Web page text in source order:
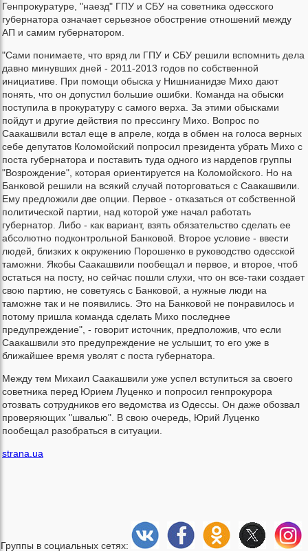
Генпрокуратуре, "наезд" ГПУ и СБУ на советника одесского
губернатора означает серьезное обострение отношений между
АП и самим губернатором.
"Сами понимаете, что вряд ли ГПУ и СБУ решили вспомнить дела
давно минувших дней - 2011-2013 годов по собственной
инициативе. При помощи обыска у Нишнианидзе Михо дают
понять, что он допустил большие ошибки. Команда на обыски
поступила в прокуратуру с самого верха. За этими обысками
пойдут и другие действия по прессингу Михо. Вопрос по
Саакашвили встал еще в апреле, когда в обмен на голоса верных
себе депутатов Коломойский попросил президента убрать Михо с
поста губернатора и поставить туда одного из нардепов группы
"Возрождение", которая ориентируется на Коломойского. Но на
Банковой решили на всякий случай поторговаться с Саакашвили.
Ему предложили две опции. Первое - отказаться от собственной
политической партии, над которой уже начал работать
губернатор. Либо - как вариант, взять обязательство сделать ее
абсолютно подконтрольной Банковой. Второе условие - ввести
людей, близких к окружению Порошенко в руководство одесской
таможни. Якобы Саакашвили пообещал и первое, и второе, чтоб
остаться на посту, но сейчас пошли слухи, что он все-таки создает
свою партию, не советуясь с Банковой, а нужные люди на
таможне так и не появились. Это на Банковой не понравилось и
потому пришла команда сделать Михо последнее
предупреждение", - говорит источник, предположив, что если
Саакашвили это предупреждение не услышит, то его уже в
ближайшее время уволят с поста губернатора.
Между тем Михаил Саакашвили уже успел вступиться за своего
советника перед Юрием Луценко и попросил генпрокурора
отозвать сотрудников его ведомства из Одессы. Он даже обозвал
проверяющих "швалью". В свою очередь, Юрий Луценко
пообещал разобраться в ситуации.
strana.ua
Группы в социальных сетях: